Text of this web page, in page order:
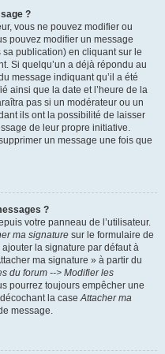
?
vous ne pouvez modifier ou
pouvez modifier un message
publication) en cliquant sur le
Si quelqu’un a déjà répondu au
message indiquant qu’il a été
ainsi que la date et l’heure de la
pas si un modérateur ou un
ils ont la possibilité de laisser
de leur propre initiative.
un message une fois que
?
votre panneau de l’utilisateur.
ma signature sur le formulaire de
la signature par défaut à
ma signature » à partir du
du forum --> Modifier les
pourrez toujours empêcher une
la caseAttacher ma
message.